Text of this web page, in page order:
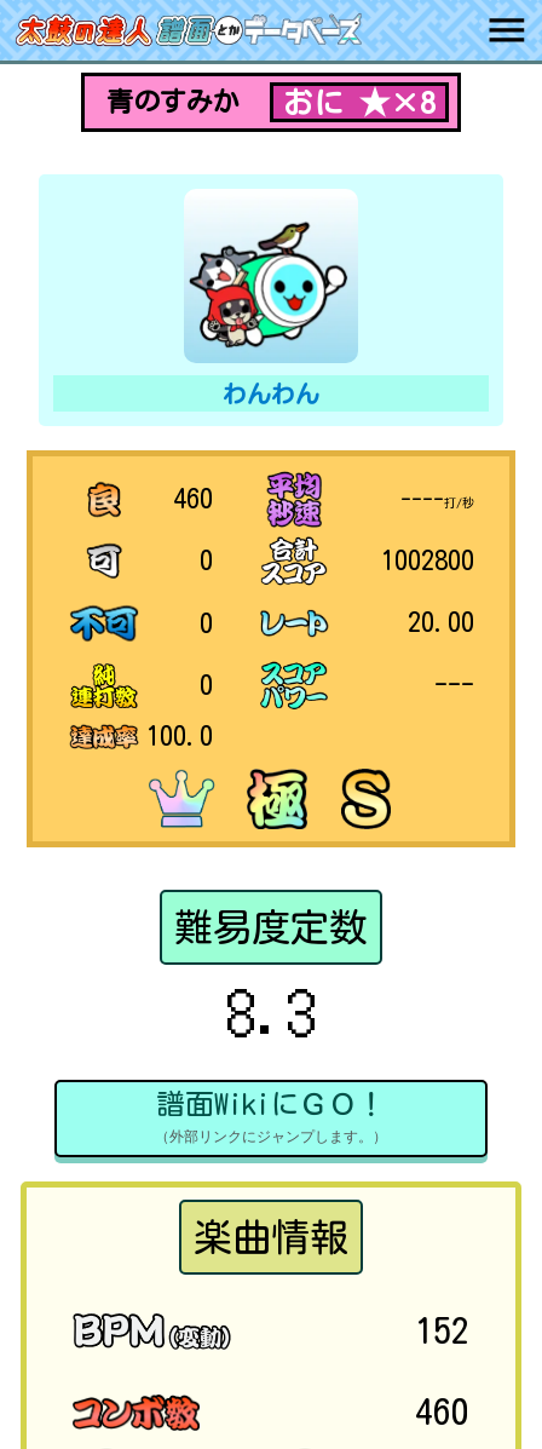
青のすみか おに ★×8
わんわん
460
0
0
0
100.0
----打/秒
1002800
20.00
---
難易度定数
8.3
譜面WikiにＧＯ！
（外部リンクにジャンプします。）
楽曲情報
152
460